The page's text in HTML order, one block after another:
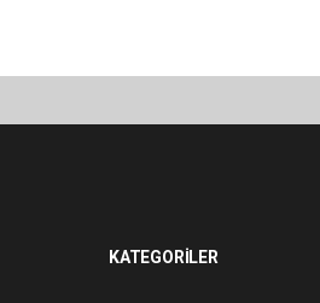
KATEGORİLER